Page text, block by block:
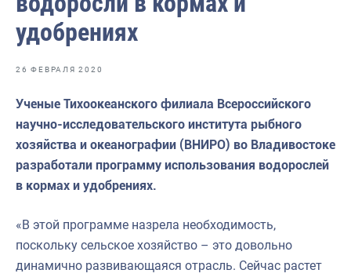
Отраслевые СМИ
Выставки и конференции
Научно-практическая литература
Рыбоохрана России
Отрасль в цифрах
Инфографика
Большая африканская экспедиция
Укрепление духовно-нравственных ценностей
События в России и мире
удобрениях
26 ФЕВРАЛЯ 2020
Ученые Тихоокеанского филиала Всероссийского
научно-исследовательского института рыбного
хозяйства и океанографии (ВНИРО) во Владивостоке
разработали программу использования водорослей
в кормах и удобрениях.
«В этой программе назрела необходимость,
поскольку сельское хозяйство – это довольно
динамично развивающаяся отрасль. Сейчас растет